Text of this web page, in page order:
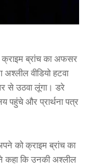
क्राइम ब्रांच का अफसर
वीडियो हटवा
से उठवा लूंगा। डरे
पहुंचे और प्रार्थना पत्र
को क्राइम ब्रांच का
कहा कि उनकी अश्लील